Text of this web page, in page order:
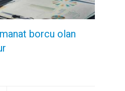
borcu olan